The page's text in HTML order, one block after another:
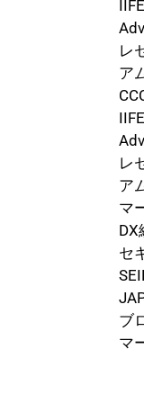
レ
ア
レ
ア
マ
DX
セ
ブ
マ